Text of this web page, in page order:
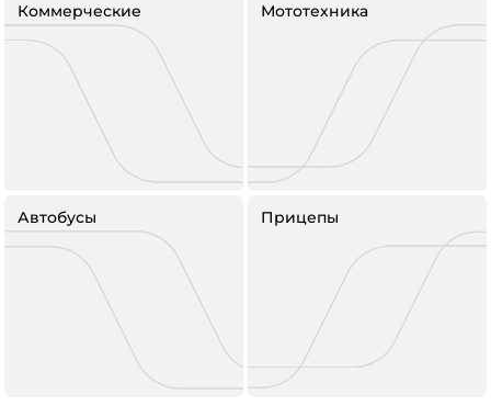
Коммерческие Мототехника
Автобусы Прицепы